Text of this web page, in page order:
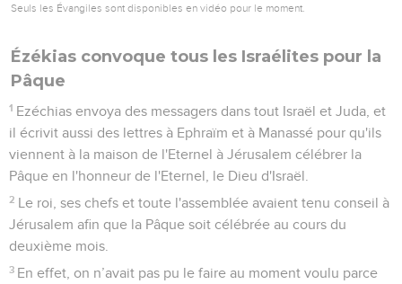
Seuls les Évangiles sont disponibles en vidéo pour le moment.
Ézékias convoque tous les Israélites pour la
Pâque
1 Ezéchias envoya des messagers dans tout Israël et Juda, et
il écrivit aussi des lettres à Ephraïm et à Manassé pour qu'ils
viennent à la maison de l'Eternel à Jérusalem célébrer la
Pâque en l'honneur de l'Eternel, le Dieu d'Israël.
2 Le roi, ses chefs et toute l'assemblée avaient tenu conseil à
Jérusalem afin que la Pâque soit célébrée au cours du
deuxième mois.
3 En effet, on n’avait pas pu le faire au moment voulu parce